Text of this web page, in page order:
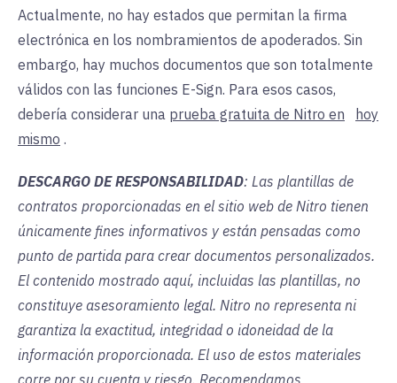
Actualmente, no hay estados que permitan la firma
electrónica en los nombramientos de apoderados. Sin
embargo, hay muchos documentos que son totalmente
válidos con las funciones E-Sign. Para esos casos,
debería considerar una prueba gratuita de Nitro en
hoy
mismo .
DESCARGO DE RESPONSABILIDAD: Las plantillas de
contratos proporcionadas en el sitio web de Nitro tienen
únicamente fines informativos y están pensadas como
punto de partida para crear documentos personalizados.
El contenido mostrado aquí, incluidas las plantillas, no
constituye asesoramiento legal. Nitro no representa ni
garantiza la exactitud, integridad o idoneidad de la
información proporcionada. El uso de estos materiales